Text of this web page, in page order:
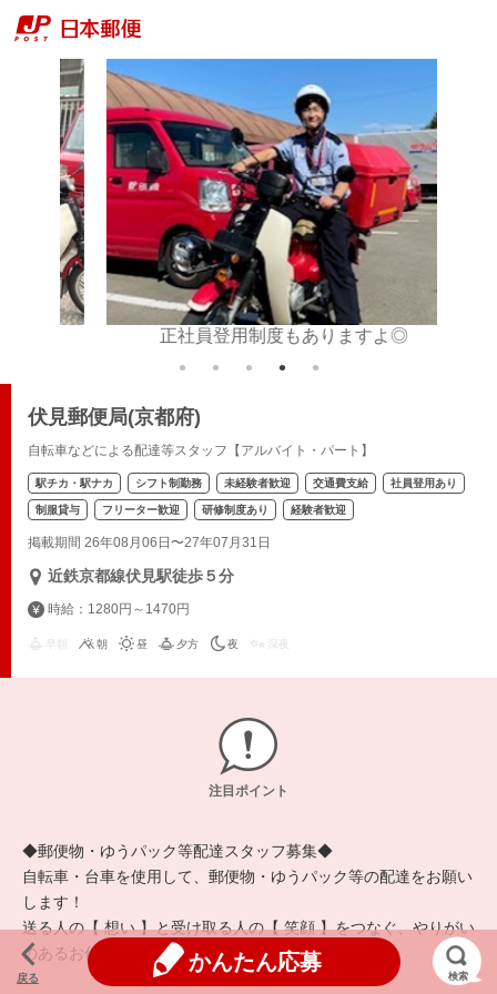
正社員登用制度もありますよ◎
伏見郵便局(京都府)
自転車などによる配達等スタッフ【アルバイト・パート】
駅チカ・駅ナカ シフト制勤務 未経験者歓迎 交通費支給 社員登用あり
制服貸与 フリーター歓迎 研修制度あり 経験者歓迎
掲載期間 26年08月06日〜27年07月31日
近鉄京都線伏見駅徒歩５分
時給：1280円～1470円
朝 昼 夕方 夜 深夜
注目ポイント
◆郵便物・ゆうパック等配達スタッフ募集◆
自転車・台車を使用して、郵便物・ゆうパック等の配達をお願い
します！
送る人の【 想い 】と受け取る人の【 笑顔 】をつなぐ、やりがい
のあるお仕事です。
戻る
かんたん応募
検索